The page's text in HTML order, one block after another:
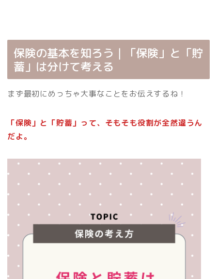
保険の基本を知ろう｜「保険」と「貯
蓄」は分けて考える
まず最初にめっちゃ大事なことをお伝えするね！
「保険」と「貯蓄」って、そもそも役割が全然違うん
だよ。